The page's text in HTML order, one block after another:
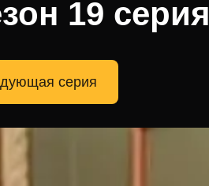
19 серия
серия